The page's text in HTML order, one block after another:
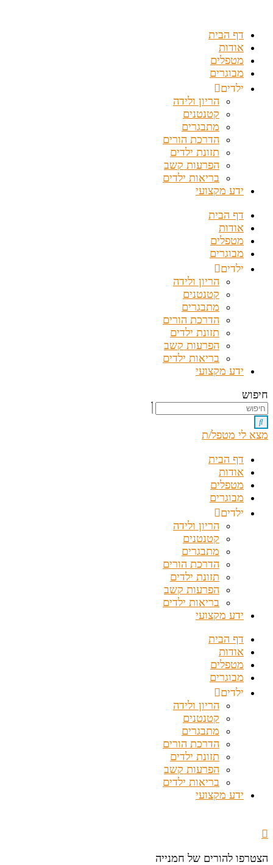
דף הבית
אודות
מטפלים
מבוגרים
ילדים
הריון ולידה
קטנטנים
מתבגרים
הדרכת הורים
תזונת ילדים
הפרעות קשב
בריאות ילדים
ידע מקצועי
דף הבית
אודות
מטפלים
מבוגרים
ילדים
הריון ולידה
קטנטנים
מתבגרים
הדרכת הורים
תזונת ילדים
הפרעות קשב
בריאות ילדים
ידע מקצועי
חיפוש
מצא לי מטפל/ת
דף הבית
אודות
מטפלים
מבוגרים
ילדים
הריון ולידה
קטנטנים
מתבגרים
הדרכת הורים
תזונת ילדים
הפרעות קשב
בריאות ילדים
ידע מקצועי
דף הבית
אודות
מטפלים
מבוגרים
ילדים
הריון ולידה
קטנטנים
מתבגרים
הדרכת הורים
תזונת ילדים
הפרעות קשב
בריאות ילדים
ידע מקצועי
הצטרפו להורים של חמנייה